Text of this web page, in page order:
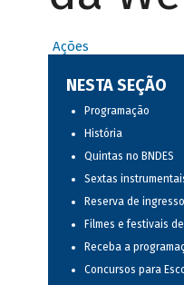
Ações
NESTA SEÇÃO
Programação
História
Quintas no BNDES
Sextas
Reserva de
Filmes e festivais
Receba a
Concursos para